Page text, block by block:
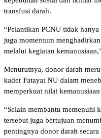
transfusi darah.
“Pelantikan PCNU tidak
juga momentum
melalui kegiatan
Menurutnya, donor darah
kader Fatayat NU dalam
memperkuat nilai
“Selain membantu memenuhi
tersebut juga bertujuan
pentingnya donor darah